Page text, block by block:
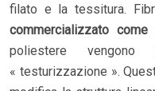
filato e la tessitura.
commercializzato come
poliestere
« testurizzazione ».